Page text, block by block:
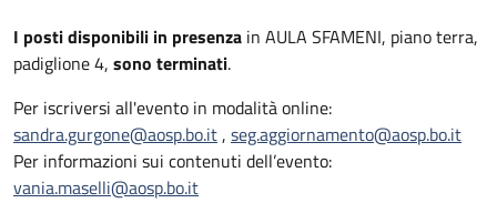
I posti disponibili in presenza in AULA SFAMENI, piano terra,
padiglione 4, sono terminati.
Per iscriversi all'evento in modalità online:
sandra.gurgone@aosp.bo.it, seg.aggiornamento@aosp.bo.it
Per informazioni sui contenuti dell’evento:
vania.maselli@aosp.bo.it